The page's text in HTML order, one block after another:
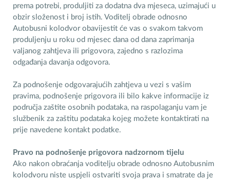
prema potrebi, produljiti za dodatna dva mjeseca, uzimajući u
obzir složenost i broj istih. Voditelj obrade odnosno
Autobusni kolodvor obavijestit će vas o svakom takvom
produljenju u roku od mjesec dana od dana zaprimanja
valjanog zahtjeva ili prigovora, zajedno s razlozima
odgađanja davanja odgovora.
Za podnošenje odgovarajućih zahtjeva u vezi s vašim
pravima, podnošenje prigovora ili bilo kakve informacije iz
područja zaštite osobnih podataka, na raspolaganju vam je
službenik za zaštitu podataka kojeg možete kontaktirati na
prije navedene kontakt podatke.
Pravo na podnošenje prigovora nadzornom tijelu
Ako nakon obraćanja voditelju obrade odnosno Autobusnim
kolodvoru niste uspjeli ostvariti svoja prava i smatrate da je